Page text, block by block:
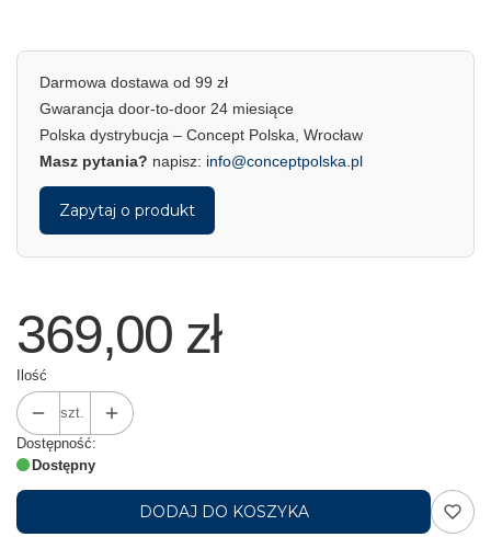
Darmowa dostawa od 99 zł
Gwarancja door-to-door 24 miesiące
Polska dystrybucja – Concept Polska, Wrocław
Masz pytania? napisz: info@conceptpolska.pl
Zapytaj o produkt
369,00 zł
Ilość
szt.
Dostępność:
Dostępny
DODAJ DO KOSZYKA